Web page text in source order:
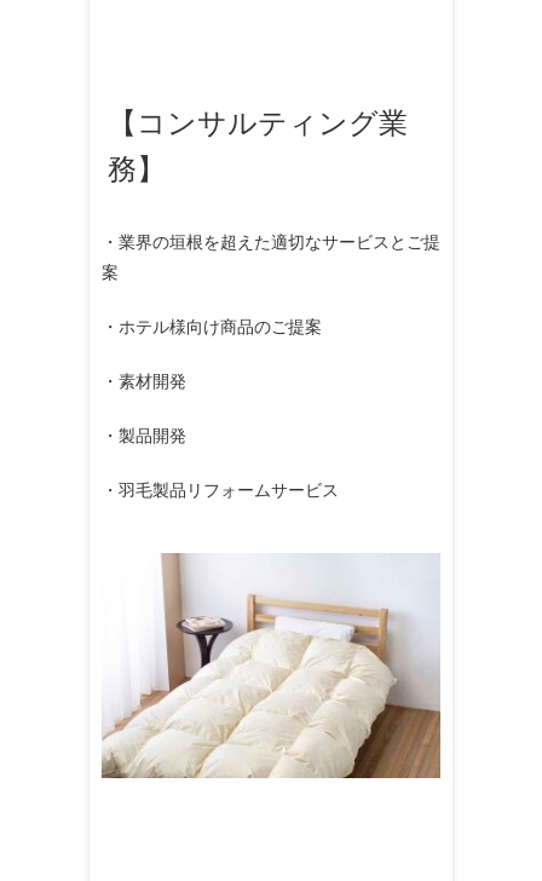
【コンサルティング業
務】
・業界の垣根を超えた適切なサービスとご提
案
・ホテル様向け商品のご提案
・素材開発
・製品開発
・羽毛製品リフォームサービス